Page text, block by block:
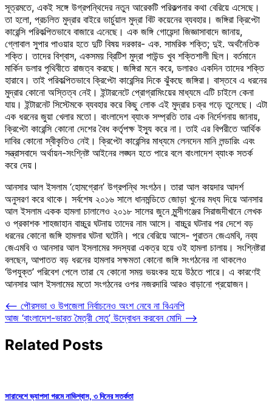
সূত্রমতে, একই সঙ্গে উগ্রপন্থিদের নতুন আরেকটি পরিকল্পনার কথা বেরিয়ে এসেছে।
তা হলো, প্রচলিত মুদ্রার বাইরে ভার্চুয়াল মুদ্রা বিট কয়েনের ব্যবহার। জঙ্গিরা ক্রিপ্টো
কারেন্সি পরিকল্পিতভাবে বাজারে এনেছে। এক জঙ্গি গোয়েন্দা জিজ্ঞাসাবাদে জানায়,
গ্লোবাল সুপার পাওয়ার হতে দুটি বিষয় দরকার- এক. সামরিক শক্তি; দুই. অর্থনৈতিক
শক্তি। তাদের বিশ্বাস, একসময় ব্রিটিশ মুদ্রা পাউন্ড খুব শক্তিশালী ছিল। বর্তমানে
মার্কিন ডলার পৃথিবীতে রাজত্ব করছে। জঙ্গিরা মনে করে, ডলারও একদিন তাদের শক্তি
হারাবে। তাই পরিকল্পিতভাবে ক্রিপ্টো কারেন্সির দিকে ঝুঁকছে জঙ্গিরা। বাস্তবে এ ধরনের
মুদ্রার কোনো অস্তিত্ব নেই। ইন্টারনেটে প্রোগ্রামিংয়ের মাধ্যমে এটি চাইলে কেনা
যায়। ইন্টারনেট সিস্টেমকে ব্যবহার করে কিছু লোক এই মুদ্রার চক্র গড়ে তুলেছে। এটা
এক ধরনের জুয়া খেলার মতো। বাংলাদেশ ব্যাংক সম্প্রতি তার এক নির্দেশনায় জানায়,
ক্রিপ্টো কারেন্সি কোনো দেশের বৈধ কর্তৃপক্ষ ইস্যু করে না। তাই এর বিপরীতে আর্থিক
দাবির কোনো স্বীকৃতিও নেই। ক্রিপ্টো কারেন্সির মাধ্যমে লেনদেন মানি লন্ডারিং এবং
সন্ত্রাসবাদে অর্থায়ন-সংশ্নিষ্ট আইনের লঙ্ঘন হতে পারে বলে বাংলাদেশ ব্যাংক সতর্ক
করে দেয়।
আনসার আল ইসলাম ‘হোমগ্রোন’ উগ্রপন্থি সংগঠন। তারা আল কায়দার আদর্শ
অনুসরণ করে থাকে। সর্বশেষ ২০১৬ সালে ধানমন্ডিতে জোড়া খুনের মধ্য দিয়ে আনসার
আল ইসলাম একক হামলা চালালেও ২০১৮ সালের জুনে মুন্সীগঞ্জের সিরাজদীখানে লেখক
ও প্রকাশক শাহজাহান বাচ্চুর ঘটনায় তাদের নাম আসে। বাচ্চুর ঘটনার পর দেশে বড়
ধরনের কোনো জঙ্গি হামলার ঘটনা ঘটেনি। পরে বেরিয়ে আসে- পুরাতন জেএমবি, নব্য
জেএমবি ও আনসার আল ইসলামের সদস্যরা একত্র হয়ে ওই হামলা চালায়। সংশ্নিষ্টরা
বলছেন, আপাতত বড় ধরনের হামলার সক্ষমতা কোনো জঙ্গি সংগঠনের না থাকলেও
‘উপযুক্ত’ পরিবেশ পেলে তারা যে কোনো সময় ভয়ংকর হয়ে উঠতে পারে। এ কারণেই
আনসার আল ইসলামের মতো সংগঠনের ওপর নজরদারি আরও বাড়ানো প্রয়োজন।
Post
navigation
⟵ পৌরসভা ও উপজেলা নির্বাচনেও অংশ নেবে না বিএনপি
আজ ‘বাংলাদেশ-ভারত মৈত্রী সেতু’ উদ্বোধন করবেন মোদি ⟶
Related Posts
সারাদেশে ভ্যাপসা গরমে নাভিশ্বাস, ৩ দিনের সতর্কতা